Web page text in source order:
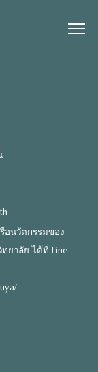
อนวัตกรรมของ
ยาลัย ได้ที่ Line